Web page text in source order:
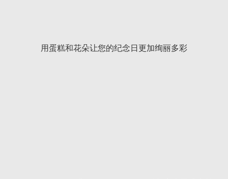
用蛋糕和花朵让您的纪念日更加绚丽多彩